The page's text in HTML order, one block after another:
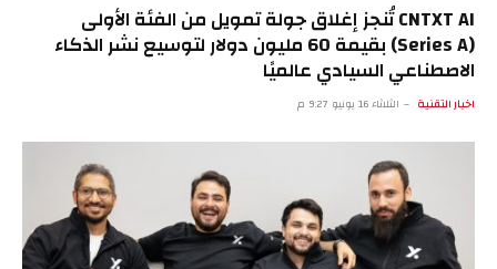
CNTXT AI تُنجز إغلاق جولة تمويل من الفئة الأولى
(Series A) بقيمة 60 مليون دولار لتوسيع نشر الذكاء
الاصطناعي السيادي عالميًا
اخبار التقنية الثلاثاء 16 يونيو 9:27 م